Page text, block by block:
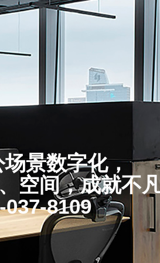
场景数字化，
空间，成就不
037-8109